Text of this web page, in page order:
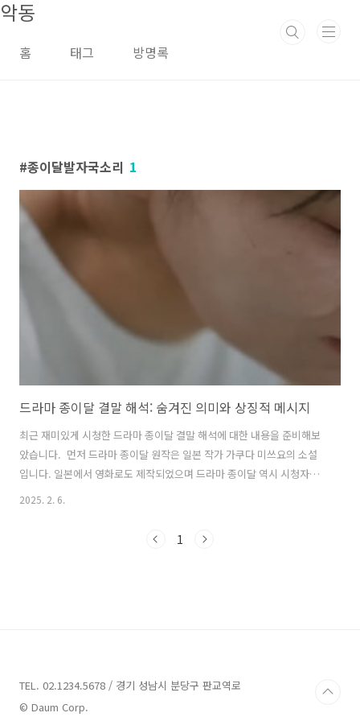
본문 바로가기
악동
홈 태그 방명록
종이달발자국소리 1
드라마 종이달 결말 해석: 숨겨진 의미와 상징적 메시지
최근 재미있게 시청한 드라마 종이달 결말 해석에 대한 내용을 준비해보
았습니다. 먼저 드라마 종이달 원작은 일본 작가 가쿠다 미쓰요의 소설
입니다. 일본에서 영화로도 제작되었으며 드라마 종이달 역시 시청자들
에게 강렬한 인상을 남긴 작품으로, 복잡한 감정선과 갈등을 중심으로 이
은 이들이 충격적으로 느꼈을 것입니다. 이 포스팅에서는 종이달의 결말
2025. 2. 6.
1
TEL. 02.1234.5678 / 경기 성남시 분당구 판교역로
© Daum Corp.